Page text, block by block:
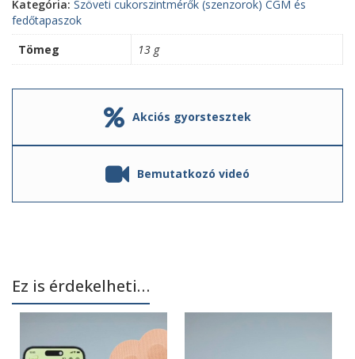
Kategória: Szöveti cukorszintmérők (szenzorok) CGM és
fedőtapaszok
Tömeg
13 g
Akciós gyorstesztek
Bemutatkozó videó
Ez is érdekelheti…